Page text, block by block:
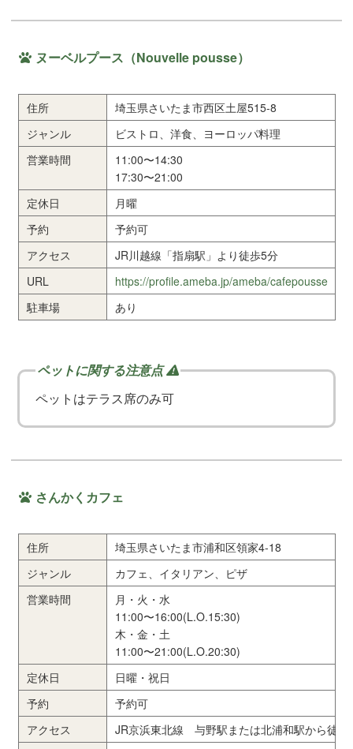
ヌーベルプース（Nouvelle pousse）
住所
埼玉県さいたま市西区土屋515-8
ジャンル
ビストロ、洋食、ヨーロッパ料理
営業時間
11:00〜14:30
17:30〜21:00
定休日
月曜
予約
予約可
アクセス
JR川越線「指扇駅」より徒歩5分
URL
https://profile.ameba.jp/ameba/cafepousse
駐車場
あり
ペットはテラス席のみ可
さんかくカフェ
住所
埼玉県さいたま市浦和区領家4-18
ジャンル
カフェ、イタリアン、ピザ
営業時間
月・火・水
11:00〜16:00(L.O.15:30)
木・金・土
11:00〜21:00(L.O.20:30)
定休日
日曜・祝日
予約
予約可
アクセス
JR京浜東北線 与野駅または北浦和駅から徒歩